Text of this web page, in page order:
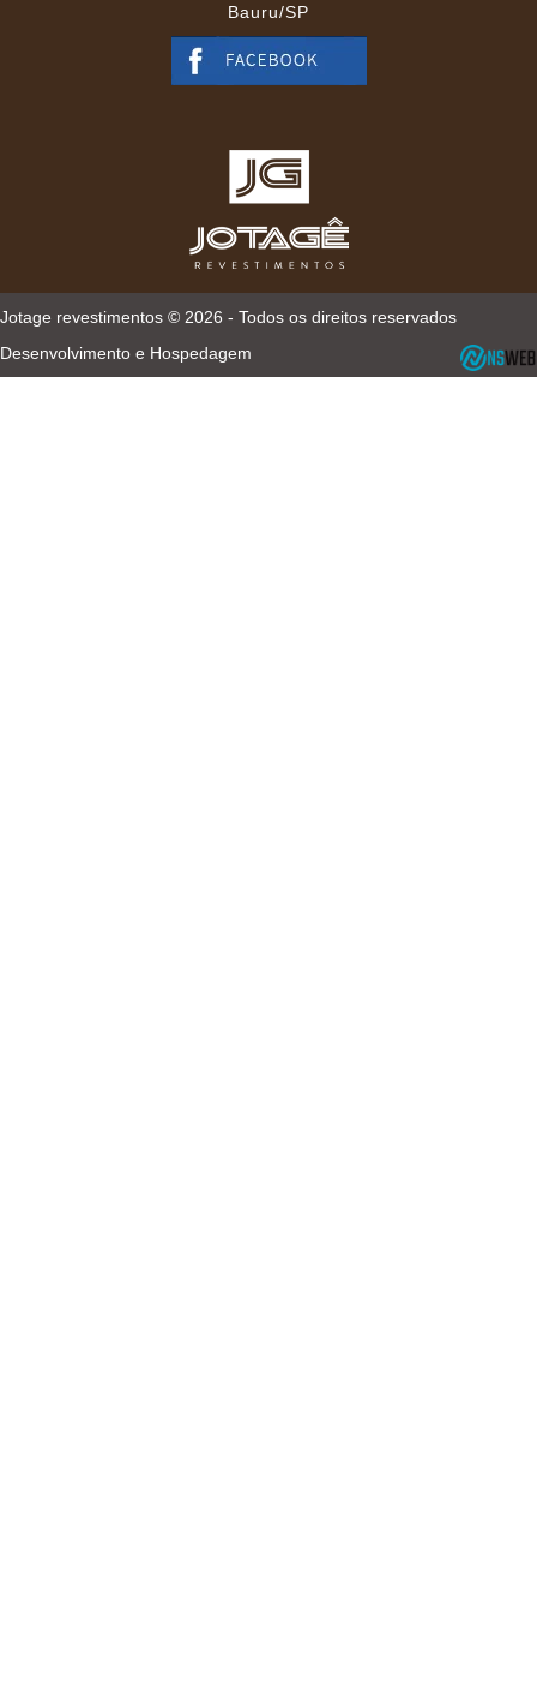
Bauru/SP
Jotage revestimentos © 2026 - Todos os direitos reservados
Desenvolvimento e Hospedagem